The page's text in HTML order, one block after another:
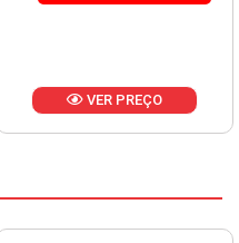
variável
VER PREÇO